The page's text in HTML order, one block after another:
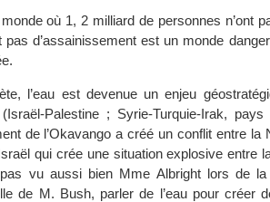
où 1, 2 milliard de personnes n’ont
pas d’assainissement est un monde
l’eau est devenue un enjeu
(Israël-Palestine ; Syrie-Turquie-Irak,
de l’Okavango a créé un conflit entre
qui crée une situation explosive entre
vu aussi bien Mme Albright lors de
de M. Bush, parler de l’eau pour créer